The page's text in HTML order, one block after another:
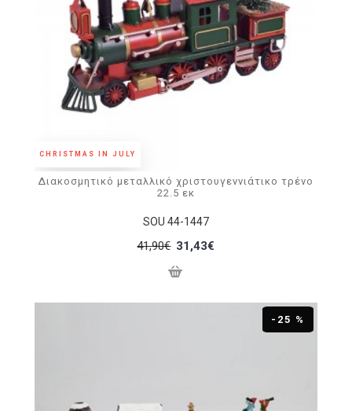
CHRISTMAS IN JULY
SOU 44-1447
Διακοσμητικό μεταλλικό χριστουγεννιάτικο τρένο
22.5 εκ
41,90€ 31,43€
-25 %